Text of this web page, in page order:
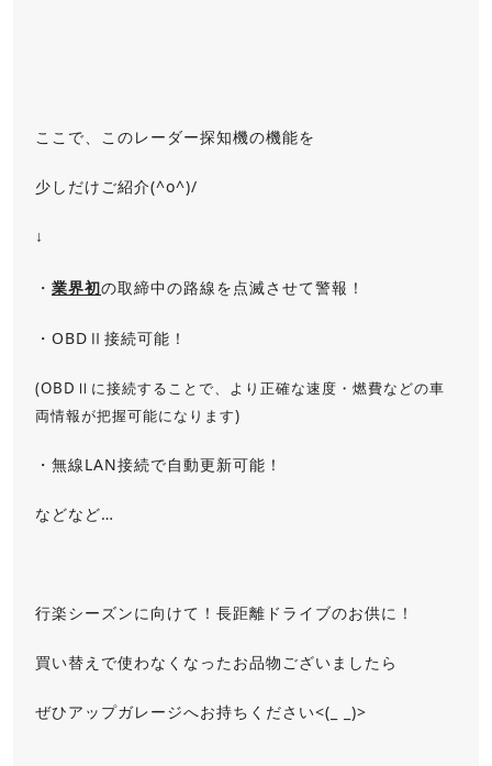
ここで、このレーダー探知機の機能を
少しだけご紹介(^o^)/
↓
・ 業界初の取締中の路線を点滅させて警報！
・OBDⅡ接続可能！
(OBDⅡに接続することで、より正確な速度・燃費などの車
両情報が把握可能になります)
・無線LAN接続で自動更新可能！
などなど…
行楽シーズンに向けて！長距離ドライブのお供に！
買い替えで使わなくなったお品物ございましたら
ぜひアップガレージへお持ちください<(_ _)>